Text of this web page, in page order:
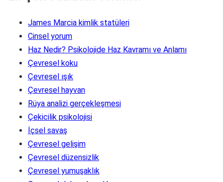
James Marcia kimlik statüleri
Cinsel yorum
Haz Nedir? Psikolojide Haz Kavramı ve Anlamı
Çevresel koku
Çevresel ışık
Çevresel hayvan
Rüya analizi gerçekleşmesi
Çekicilik psikolojisi
İçsel savaş
Çevresel gelişim
Çevresel düzensizlik
Çevresel yumuşaklık